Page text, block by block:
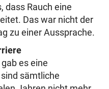
dass Rauch eine
Das war nicht der
zu einer Aussprache.
es eine
sämtliche